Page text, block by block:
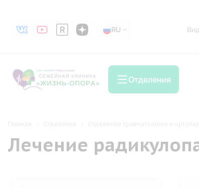
RU
RU
Отделения
Лечение